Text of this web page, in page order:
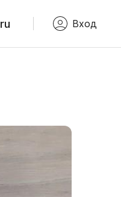
ru Вход